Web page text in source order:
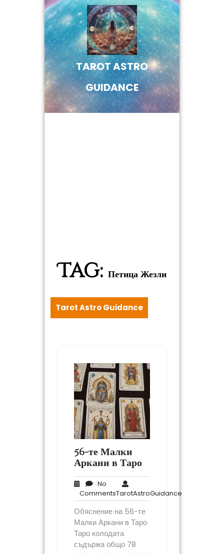
TAROT ASTRO
GUIDANCE
Tag: Петица Жезли
Tarot Astro Guidance
56-те Малки
Аркани в Таро
No
CommentsNo
Comments
TarotAstroGuidance
Обяснение на 56-те
Малки Аркани в Таро
Таро колодата
съдържа общо 78